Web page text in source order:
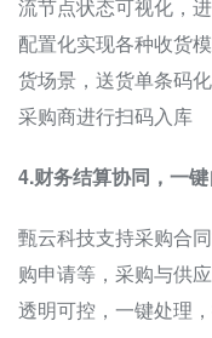
流节点状态可视化，
配置化实现各种收货
货场景，送货单条码
采购商进行扫码入库
4.财务结算协同，一
甄云科技支持采购合
购申请等，采购与供
透明可控，一键处理，